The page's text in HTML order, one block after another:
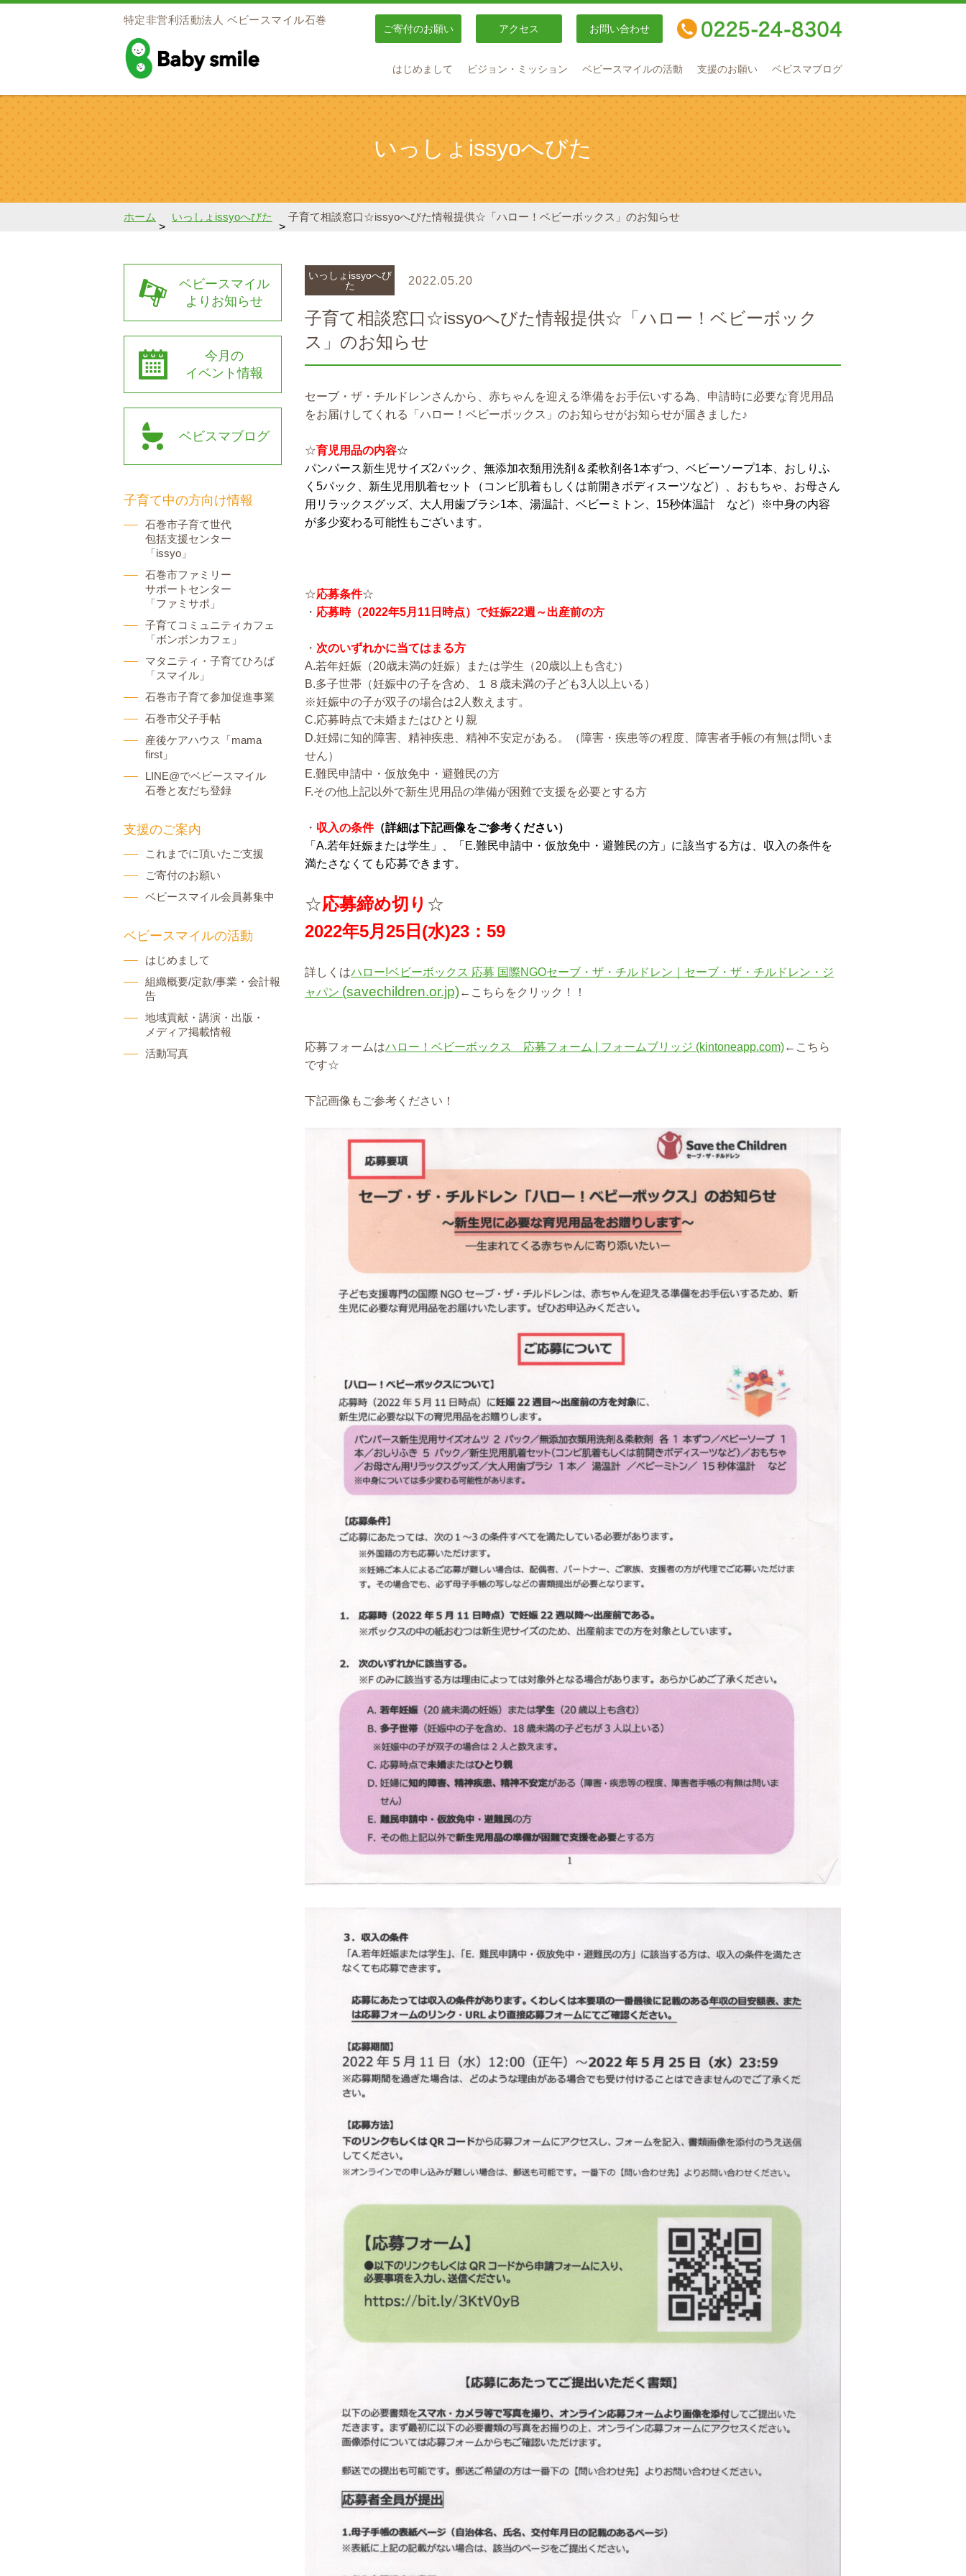
特定非営利活動法人 ベビースマイル石巻
ご寄付のお願い アクセス お問い合わせ
はじめまして ビジョン・ミッション ベビースマイルの活動 支援のお願い ベビスマブログ
いっしょissyoへびた
ホーム
>
いっしょissyoへびた
>
子育て相談窓口☆issyoへびた情報提供☆「ハロー！ベビーボックス」のお知らせ
いっしょissyoへび
た
2022.05.20
子育て相談窓口☆issyoへびた情報提供☆「ハロー！ベビーボック
ス」のお知らせ
セーブ・ザ・チルドレンさんから、赤ちゃんを迎える準備をお手伝いする為、申請時に必要な育児用品
をお届けしてくれる「ハロー！ベビーボックス」のお知らせがお知らせが届きました♪
☆育児用品の内容☆
パンパース新生児サイズ2パック、無添加衣類用洗剤＆柔軟剤各1本ずつ、ベビーソープ1本、おしりふ
く5パック、新生児用肌着セット（コンビ肌着もしくは前開きボディスーツなど）、おもちゃ、お母さん
用リラックスグッズ、大人用歯ブラシ1本、湯温計、ベビーミトン、15秒体温計 など）※中身の内容
が多少変わる可能性もございます。
☆応募条件☆
・ 応募時（2022年5月11日時点）で妊娠22週～出産前の方
・ 次のいずれかに当てはまる方
A.若年妊娠（20歳未満の妊娠）または学生（20歳以上も含む）
B.多子世帯（妊娠中の子を含め、１８歳未満の子ども3人以上いる）
※妊娠中の子が双子の場合は2人数えます。
C.応募時点で未婚またはひとり親
D.妊婦に知的障害、精神疾患、精神不安定がある。（障害・疾患等の程度、障害者手帳の有無は問いま
せん）
E.難民申請中・仮放免中・避難民の方
F.その他上記以外で新生児用品の準備が困難で支援を必要とする方
・ 収入の条件（詳細は下記画像をご参考ください）
「A.若年妊娠または学生」、「E.難民申請中・仮放免中・避難民の方」に該当する方は、収入の条件を
満たさなくても応募できます。
☆応募締め切り ☆
2022年5月25日(水)23：59
詳しくはハロー!ベビーボックス 応募 国際NGOセーブ・ザ・チルドレン｜セーブ・ザ・チルドレン・ジ
ャパン (savechildren.or.jp)←こちらをクリック！！
応募フォームはハロー！ベビーボックス 応募フォーム | フォームブリッジ (kintoneapp.com)←こちら
です☆
下記画像もご参考ください！
ベビースマイル
よりお知らせ
今月の
イベント情報
ベビスマブログ
子育て中の方向け情報
石巻市子育て世代
包括支援センター
「issyo」
石巻市ファミリー
サポートセンター
「ファミサポ」
子育てコミュニティカフェ
「ボンボンカフェ」
マタニティ・子育てひろば
「スマイル」
石巻市子育て参加促進事業
石巻市父子手帖
産後ケアハウス「mama
first」
LINE@でベビースマイル
石巻と友だち登録
支援のご案内
これまでに頂いたご支援
ご寄付のお願い
ベビースマイル会員募集中
ベビースマイルの活動
はじめまして
組織概要/定款/事業・会計報
告
地域貢献・講演・出版・
メディア掲載情報
活動写真